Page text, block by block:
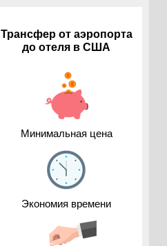
Трансфер от аэропорта
до отеля в США
Минимальная цена
Экономия времени